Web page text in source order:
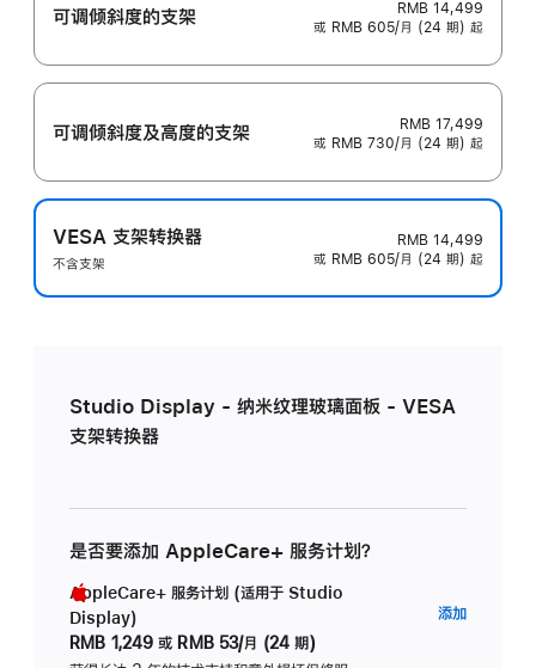
可调倾斜度的支架
RMB 14,499
或 RMB 605/月 (24 期) 起
可调倾斜度及高‍度的支‍架
RMB 17,499
或 RMB 730/月 (24 期) 起
VESA 支架转换器
不含支架
RMB 14,499
或 RMB 605/月 (24 期) 起
Studio Display - 纳米纹理玻璃面板 - VESA
支架转换器
是否要添加 AppleCare+ 服务计划？
AppleCare+ 服务计划 (适用于 Studio
Display)
RMB 1,249 或 RMB 53/月 (24 期)
添加